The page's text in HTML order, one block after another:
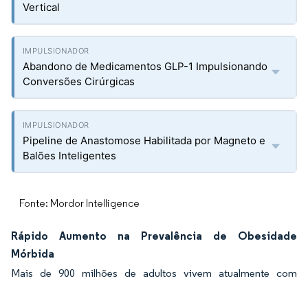
Vertical
Abandono de Medicamentos GLP-1 Impulsionando
Conversões Cirúrgicas
Pipeline de Anastomose Habilitada por Magneto e
Balões Inteligentes
Fonte: Mordor Intelligence
Rápido Aumento na Prevalência de Obesidade
Mórbida
Mais de 900 milhões de adultos vivem atualmente com